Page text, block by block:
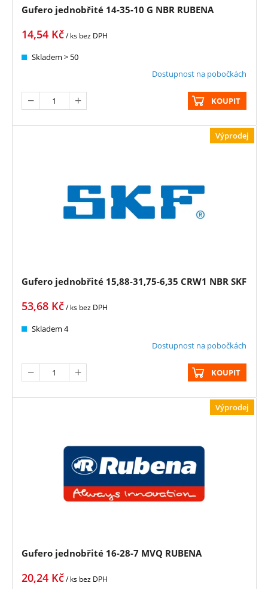
Gufero jednobřité 14-35-10 G NBR RUBENA
14,54 Kč/ ks bez DPH
Skladem > 50
Dostupnost na pobočkách
KOUPIT
Výprodej
Gufero jednobřité 15,88-31,75-6,35 CRW1 NBR SKF
53,68 Kč/ ks bez DPH
Skladem 4
Dostupnost na pobočkách
KOUPIT
Výprodej
Gufero jednobřité 16-28-7 MVQ RUBENA
20,24 Kč/ ks bez DPH